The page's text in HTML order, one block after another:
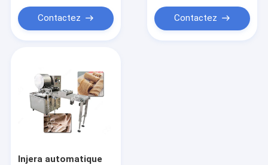
Machine de cornet de crème glacée
machine à emballer de nourriture
Machine de joint de fruits et légumes
Contactez Contactez
Injera automatique